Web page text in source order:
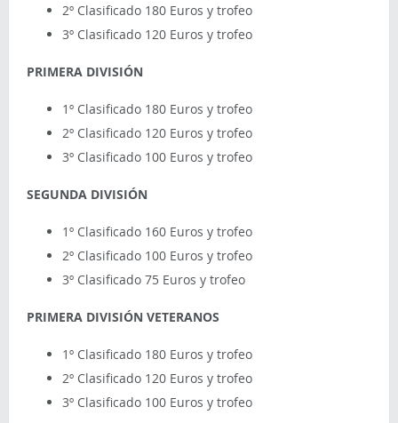
2º Clasificado 180 Euros y trofeo
3º Clasificado 120 Euros y trofeo
PRIMERA DIVISIÓN
1º Clasificado 180 Euros y trofeo
2º Clasificado 120 Euros y trofeo
3º Clasificado 100 Euros y trofeo
SEGUNDA DIVISIÓN
1º Clasificado 160 Euros y trofeo
2º Clasificado 100 Euros y trofeo
3º Clasificado 75 Euros y trofeo
PRIMERA DIVISIÓN VETERANOS
1º Clasificado 180 Euros y trofeo
2º Clasificado 120 Euros y trofeo
3º Clasificado 100 Euros y trofeo